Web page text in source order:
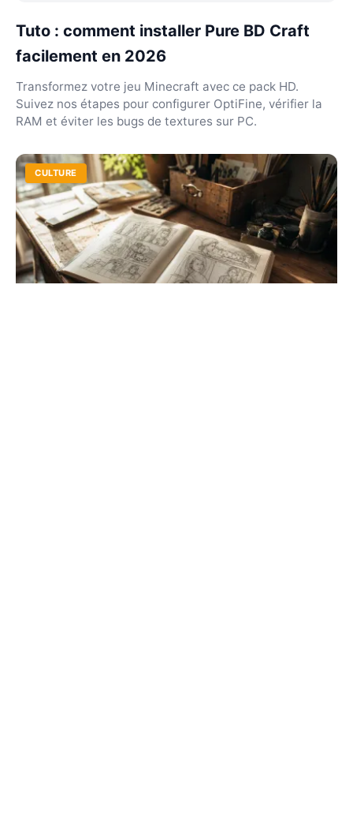
Tuto : comment installer Pure BD Craft
facilement en 2026
Transformez votre jeu Minecraft avec ce pack HD.
Suivez nos étapes pour configurer OptiFine, vérifier la
RAM et éviter les bugs de textures sur PC.
CULTURE